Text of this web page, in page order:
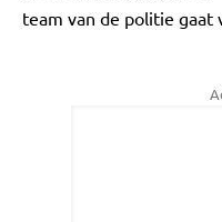
team van de politie gaat